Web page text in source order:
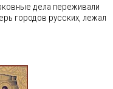
дела переживали
городов русских, лежал